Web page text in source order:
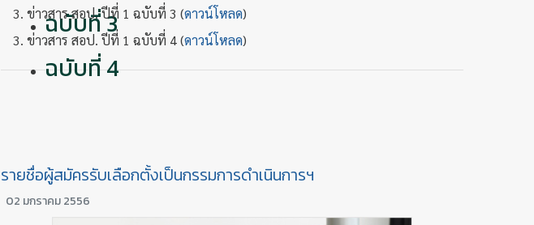
ฉบับที่ 3
ฉบับที่ 4
3. ข่าวสาร สอป. ปีที่ 1 ฉบับที่ 3 (ดาวน์โหลด)
3. ข่าวสาร สอป. ปีที่ 1 ฉบับที่ 4 (ดาวน์โหลด)
รายชื่อผู้สมัครรับเลือกตั้งเป็นกรรมการดำเนินการฯ
02 มกราคม 2556